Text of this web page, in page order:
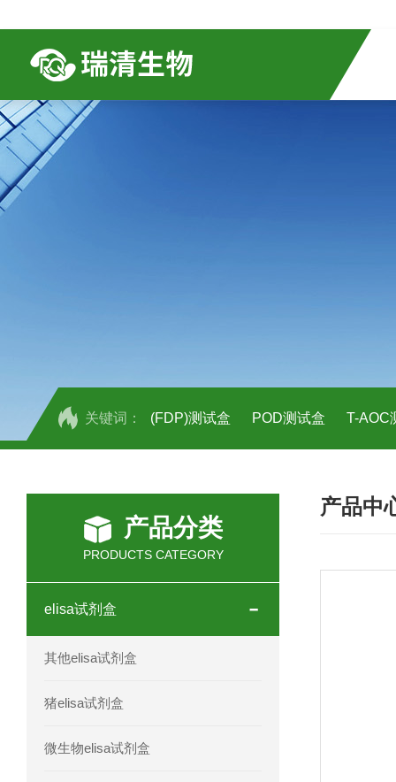
关键词： (FDP)测试盒 POD测试盒 T-AOC
人全式钴氨素2(HTSB2)elisa试剂盒现
人鞘脂(SPH)elisa试剂盒现货速发
人蓝氏贾第虫(GL)elisa试剂盒厂家直销
产品分类
PRODUCTS CATEGORY
elisa试剂盒
其他elisa试剂盒
猪elisa试剂盒
微生物elisa试剂盒
产品中